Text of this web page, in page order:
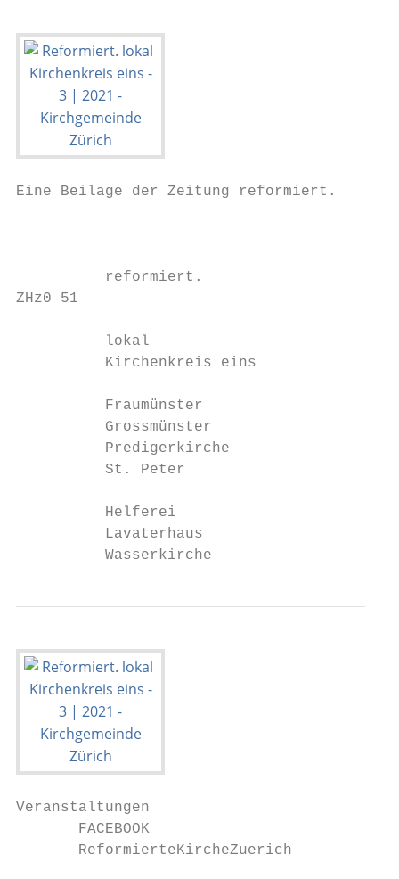
Eine Beilage der Zeitung reformiert.
          reformiert.
ZHz0 51
          lokal
          Kirchenkreis eins
          Fraumünster
          Grossmünster
          Predigerkirche
          St. Peter
          Helferei
          Lavaterhaus
          Wasserkirche
Veranstaltungen
FACEBOOK
ReformierteKircheZuerich